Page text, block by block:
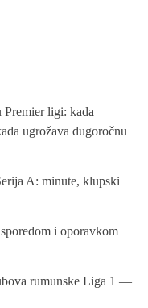
Premier ligi: kada
ugrožava dugoročnu
A: minute, klupski
i oporavkom
rumunske Liga 1 —